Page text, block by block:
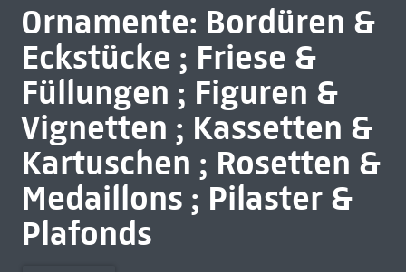
Ornamente: Bordüren &
Eckstücke ; Friese &
Füllungen ; Figuren &
Vignetten ; Kassetten &
Kartuschen ; Rosetten &
Medaillons ; Pilaster &
Plafonds